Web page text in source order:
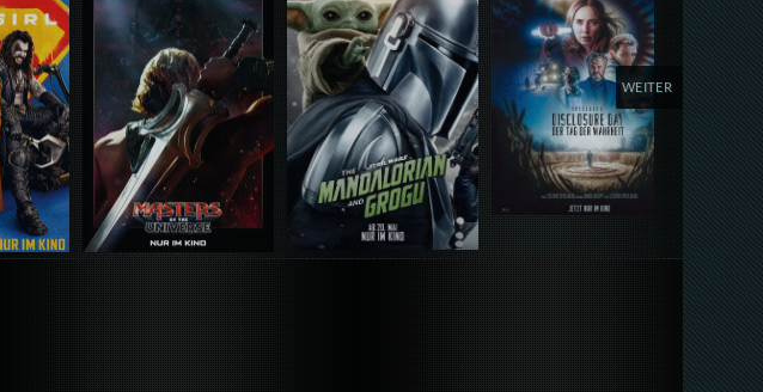
Details,Play Details,Play Details,Play
WEITER